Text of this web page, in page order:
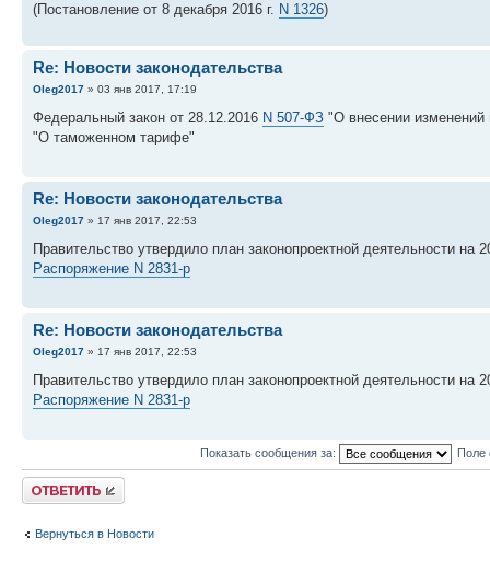
(Постановление от 8 декабря 2016 г. N 1326)
Re: Новости законодательства
Oleg2017 » 03 янв 2017, 17:19
Федеральный закон от 28.12.2016 N 507-ФЗ "О внесении изменений
"О таможенном тарифе"
Re: Новости законодательства
Oleg2017 » 17 янв 2017, 22:53
Правительство утвердило план законопроектной деятельности на
Распоряжение N 2831-р
Re: Новости законодательства
Oleg2017 » 17 янв 2017, 22:53
Правительство утвердило план законопроектной деятельности на
Распоряжение N 2831-р
Показать сообщения за: Поле
Ответить
Вернуться в Новости